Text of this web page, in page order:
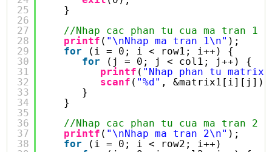
25
26
27
28
29
30
31
32
33
34
35
36
37
38
}
//Nhap cac phan tu cua ma tran 1
printf ( "\nNhap ma tran 1\n" );
for
(i = 0; i < row1; i++) {
for
(j = 0; j < col1; j++) {
printf ( "Nhap phan tu
scanf ( "%d" , &matrix1[i][j]);
}
}
//Nhap cac phan tu cua ma tran 2
printf ( "\nNhap ma tran 2\n" );
for
(i = 0; i < row2; i++)